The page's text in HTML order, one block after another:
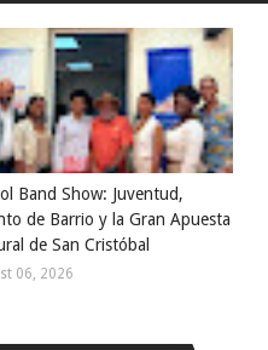
Band Show: Juventud,
de Barrio y la Gran Apuesta
de San Cristóbal
06, 2026